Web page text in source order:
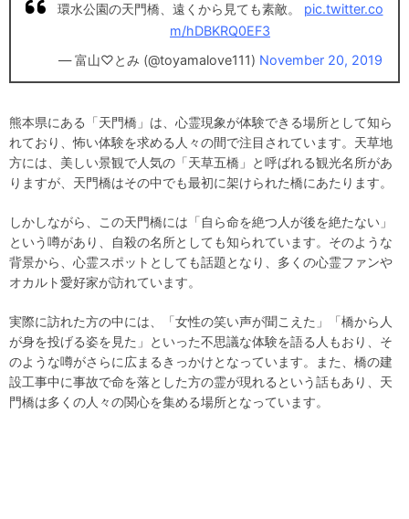
環水公園の天門橋、遠くから見ても素敵。 pic.twitter.co
m/hDBKRQ0EF3
— 富山♡とみ (@toyamalove111) November 20, 2019
熊本県にある「天門橋」は、心霊現象が体験できる場所として知ら
れており、怖い体験を求める人々の間で注目されています。天草地
方には、美しい景観で人気の「天草五橋」と呼ばれる観光名所があ
りますが、天門橋はその中でも最初に架けられた橋にあたります。
しかしながら、この天門橋には「自ら命を絶つ人が後を絶たない」
という噂があり、自殺の名所としても知られています。そのような
背景から、心霊スポットとしても話題となり、多くの心霊ファンや
オカルト愛好家が訪れています。
実際に訪れた方の中には、「女性の笑い声が聞こえた」「橋から人
が身を投げる姿を見た」といった不思議な体験を語る人もおり、そ
のような噂がさらに広まるきっかけとなっています。また、橋の建
設工事中に事故で命を落とした方の霊が現れるという話もあり、天
門橋は多くの人々の関心を集める場所となっています。